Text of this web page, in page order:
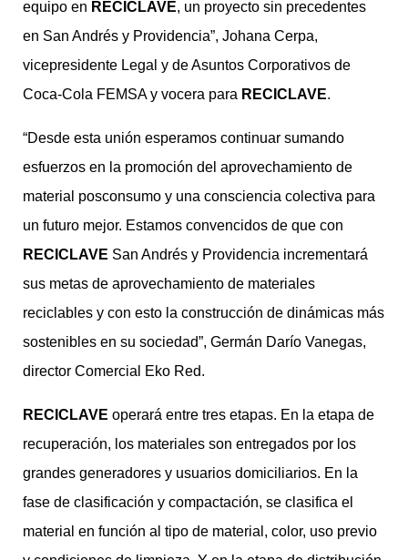
equipo en RECICLAVE, un proyecto sin precedentes
en San Andrés y Providencia”, Johana Cerpa,
vicepresidente Legal y de Asuntos Corporativos de
Coca-Cola FEMSA y vocera para RECICLAVE.
“Desde esta unión esperamos continuar sumando
esfuerzos en la promoción del aprovechamiento de
material posconsumo y una consciencia colectiva para
un futuro mejor. Estamos convencidos de que con
RECICLAVE San Andrés y Providencia incrementará
sus metas de aprovechamiento de materiales
reciclables y con esto la construcción de dinámicas más
sostenibles en su sociedad”, Germán Darío Vanegas,
director Comercial Eko Red.
RECICLAVE operará entre tres etapas. En la etapa de
recuperación, los materiales son entregados por los
grandes generadores y usuarios domiciliarios. En la
fase de clasificación y compactación, se clasifica el
material en función al tipo de material, color, uso previo